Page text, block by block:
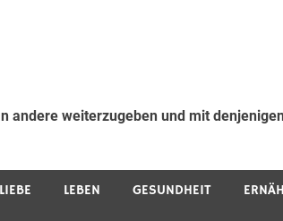
andere weiterzugeben und mit
LIEBE LEBEN GESUNDHEIT